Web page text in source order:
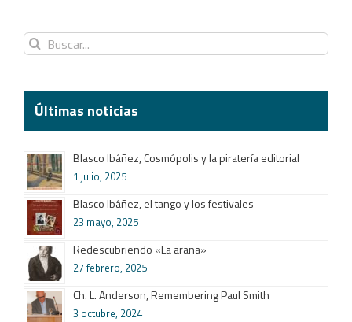
Buscar:
Últimas noticias
Blasco Ibáñez, Cosmópolis y la piratería editorial
1 julio, 2025
Blasco Ibáñez, el tango y los festivales
23 mayo, 2025
Redescubriendo «La araña»
27 febrero, 2025
Ch. L. Anderson, Remembering Paul Smith
3 octubre, 2024